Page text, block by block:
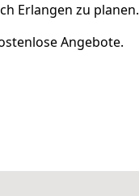
Erlangen zu planen.
Angebote.